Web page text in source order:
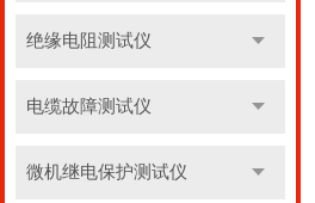
绝缘电阻测试仪
电缆故障测试仪
微机继电保护测试仪